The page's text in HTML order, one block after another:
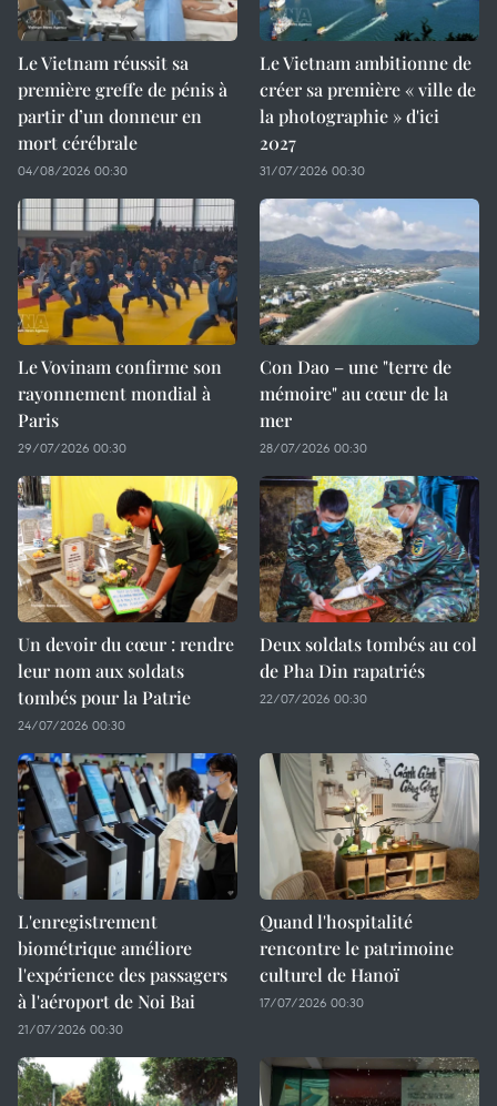
Le Vietnam réussit sa
première greffe de pénis à
partir d’un donneur en
mort cérébrale
04/08/2026 00:30
Le Vietnam ambitionne de
créer sa première « ville de
la photographie » d'ici
2027
31/07/2026 00:30
Le Vovinam confirme son
rayonnement mondial à
Paris
29/07/2026 00:30
Con Dao – une "terre de
mémoire" au cœur de la
mer
28/07/2026 00:30
Un devoir du cœur : rendre
leur nom aux soldats
tombés pour la Patrie
24/07/2026 00:30
Deux soldats tombés au col
de Pha Din rapatriés
22/07/2026 00:30
L'enregistrement
biométrique améliore
l'expérience des passagers
à l'aéroport de Noi Bai
21/07/2026 00:30
Quand l'hospitalité
rencontre le patrimoine
culturel de Hanoï
17/07/2026 00:30